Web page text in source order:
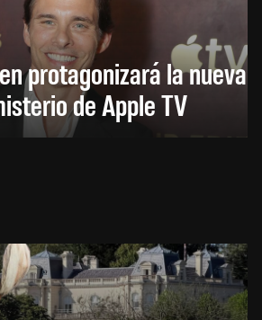
protagonizará la nueva
de Apple TV